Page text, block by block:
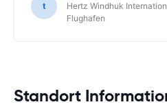
t
Hertz Windhuk
Flughafen
Standort